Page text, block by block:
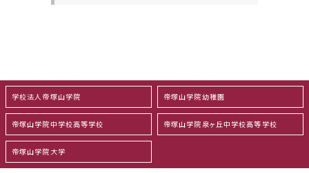
学校法人帝塚山学院 帝塚山学院幼稚園
帝塚山学院中学校高等学校 帝塚山学院泉ヶ丘中学校高等学校
帝塚山学院大学